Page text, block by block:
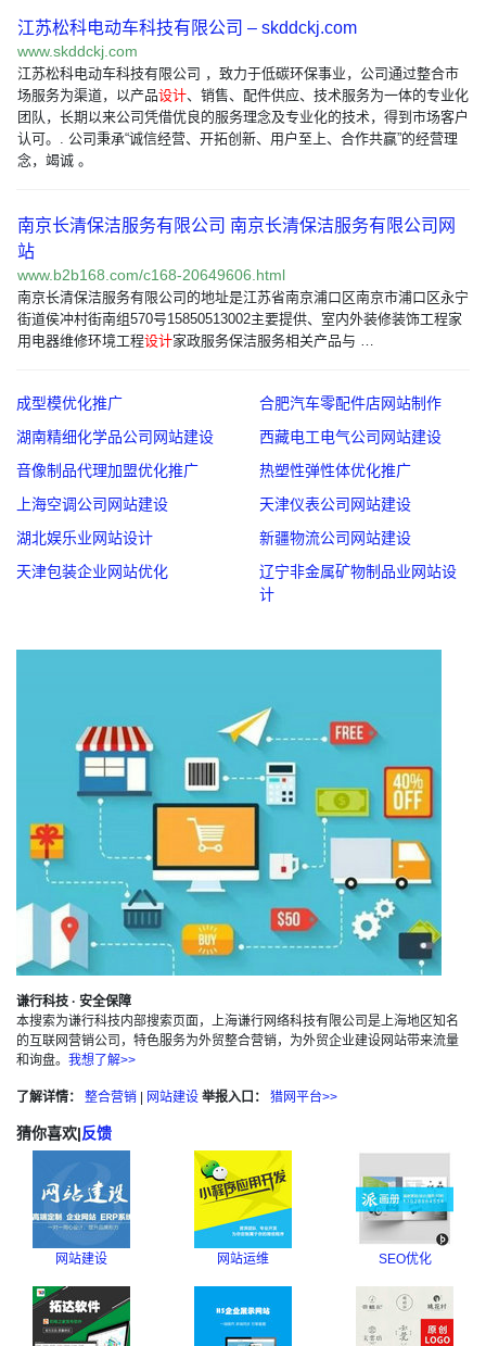
江苏松科电动车科技有限公司 – skddckj.com
www.skddckj.com
江苏松科电动车科技有限公司 ，致力于低碳环保事业，公司通过整合市
场服务为渠道，以产品设计、销售、配件供应、技术服务为一体的专业化
团队，长期以来公司凭借优良的服务理念及专业化的技术，得到市场客户
认可。. 公司秉承“诚信经营、开拓创新、用户至上、合作共赢”的经营理
念，竭诚 。
南京长清保洁服务有限公司 南京长清保洁服务有限公司网
站
www.b2b168.com/c168-20649606.html
南京长清保洁服务有限公司的地址是江苏省南京浦口区南京市浦口区永宁
街道侯冲村街南组570号15850513002主要提供、室内外装修装饰工程家
用电器维修环境工程设计家政服务保洁服务相关产品与 …
成型模优化推广
合肥汽车零配件店网站制作
湖南精细化学品公司网站建设
西藏电工电气公司网站建设
音像制品代理加盟优化推广
热塑性弹性体优化推广
上海空调公司网站建设
天津仪表公司网站建设
湖北娱乐业网站设计
新疆物流公司网站建设
天津包装企业网站优化
辽宁非金属矿物制品业网站设
计
谦行科技 · 安全保障
本搜索为谦行科技内部搜索页面，上海谦行网络科技有限公司是上海地区知名
的互联网营销公司，特色服务为外贸整合营销，为外贸企业建设网站带来流量
和询盘。 我想了解>>
了解详情： 整合营销 网站建设 举报入口： 猎网平台>>
猜你喜欢|反馈
网站建设 网站运维 SEO优化